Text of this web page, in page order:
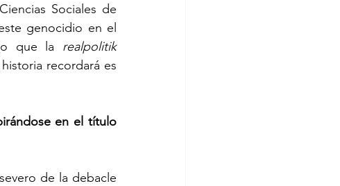
Sociales de
genocidio en el
que la
realpolitik
recordará es
en el título
de la debacle